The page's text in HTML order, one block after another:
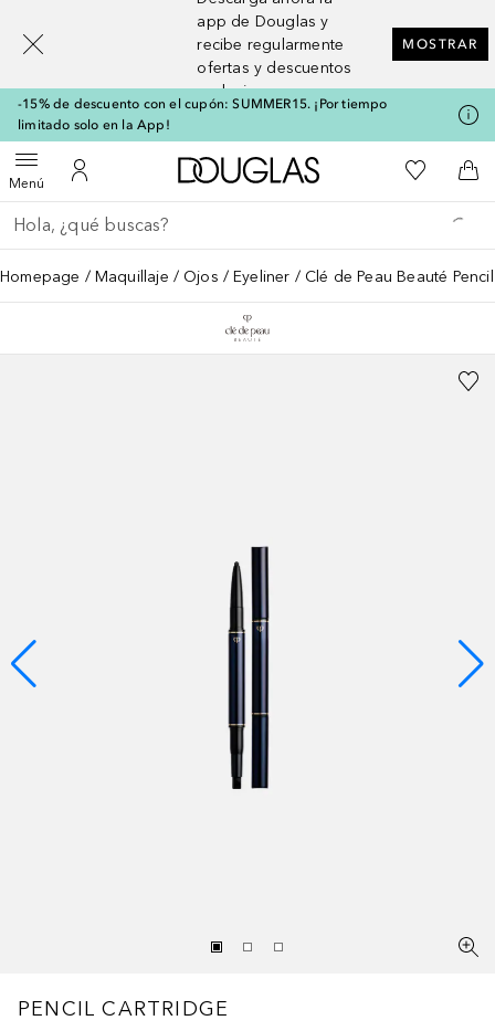
app de Douglas y
recibe regularmente
ofertas y descuentos
exclusivos
MOSTRAR
-15% de descuento con el cupón: SUMMER15. ¡Por tiempo
limitado solo en la App!
MenúAbrir menúMi cuenta
A Douglas HomeMi lista de
A
Regresar
Ejecutar búsqueda
Homepage Maquillaje Ojos Eyeliner Clé de Peau Beauté
PENCIL CARTRIDGE
[navigation.slideout.screenreader]